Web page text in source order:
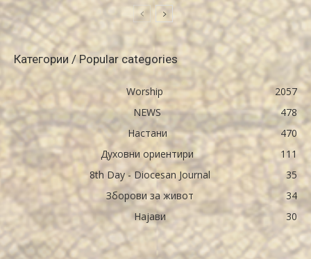
Категории / Popular categories
Worship
2057
NEWS
478
Настани
470
Духовни ориентири
111
8th Day - Diocesan Journal
35
Зборови за живот
34
Најави
30